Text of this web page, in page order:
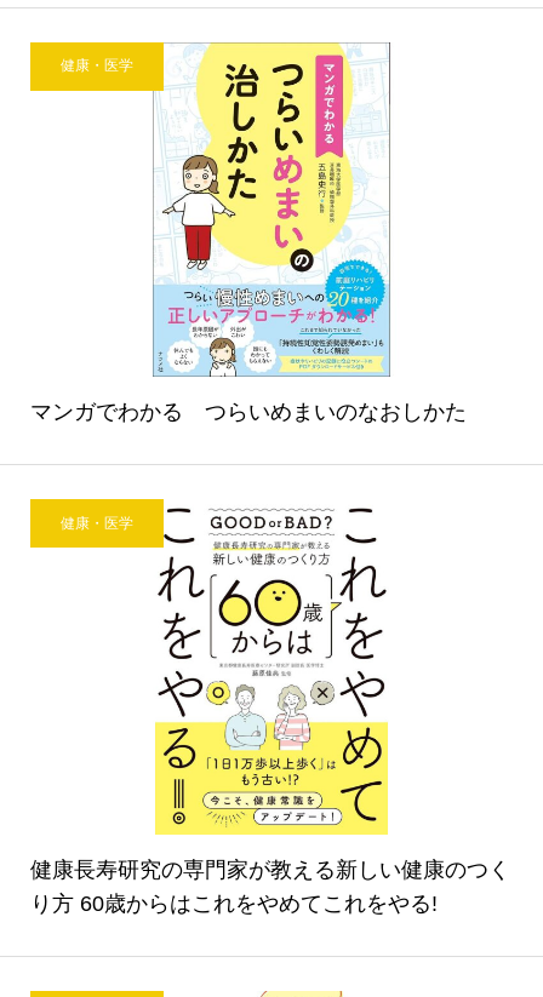
健康・医学
マンガでわかる つらいめまいのなおしかた
健康・医学
健康長寿研究の専門家が教える新しい健康のつく
り方 60歳からはこれをやめてこれをやる!